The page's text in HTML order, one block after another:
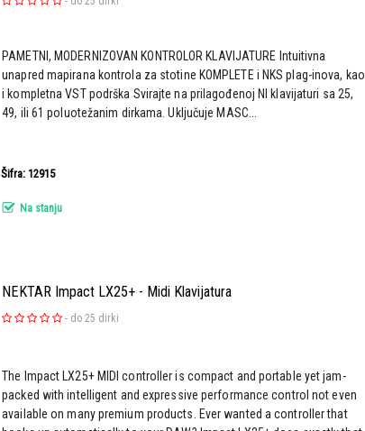
PAMETNI, MODERNIZOVAN KONTROLOR KLAVIJATURE Intuitivna
unapred mapirana kontrola za stotine KOMPLETE i NKS plag-inova, kao
i kompletna VST podrška Svirajte na prilagođenoj NI klavijaturi sa 25,
49, ili 61 poluotežanim dirkama. Uključuje MASC...
Šifra: 12915
Na stanju
NEKTAR Impact LX25+ - Midi Klavijatura
- do 25 dirki
The Impact LX25+ MIDI controller is compact and portable yet jam-
packed with intelligent and expressive performance control not even
available on many premium products. Ever wanted a controller that